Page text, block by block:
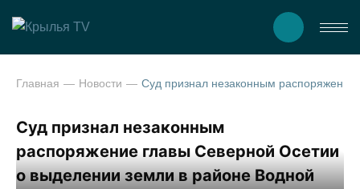
Главная Новости
Суд признал незаконным
распоряжение главы Северной Осетии
о выделении земли в районе Водной